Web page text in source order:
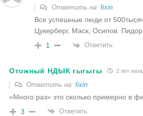
Ответить на fixin
Все успешные люди от
Цукерберг, Маск, Осипов. Пидор
1 Ответить
Отожный НДЫК гыгыгы 2 лет
Ответить на fixin
«Много раз» это сколько примерно в
3 Ответить